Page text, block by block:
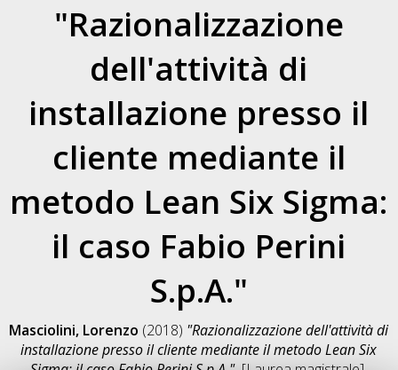
"Razionalizzazione
dell'attività di
installazione presso il
cliente mediante il
metodo Lean Six Sigma:
il caso Fabio Perini
S.p.A."
Masciolini, Lorenzo (2018) "Razionalizzazione dell'attività di
installazione presso il cliente mediante il metodo Lean Six